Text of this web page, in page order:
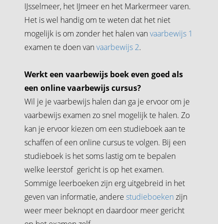
IJsselmeer, het IJmeer en het Markermeer varen.
Het is wel handig om te weten dat het niet
mogelijk is om zonder het halen vanvaarbewijs 1
examen te doen vanvaarbewijs 2.
Werkt een vaarbewijs boek even goed als
een online vaarbewijs cursus?
Wil je je vaarbewijs halen dan ga je ervoor om je
vaarbewijs examen zo snel mogelijk te halen. Zo
kan je ervoor kiezen om een studieboek aan te
schaffen of een online cursus te volgen. Bij een
studieboek is het soms lastig om te bepalen
welke leerstof gericht is op het examen.
Sommige leerboeken zijn erg uitgebreid in het
geven van informatie, andere studieboeken zijn
weer meer beknopt en daardoor meer gericht